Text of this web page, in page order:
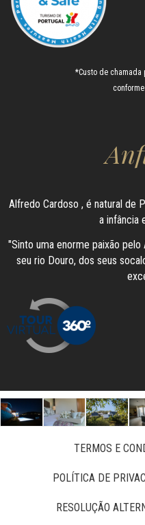
*Custo de chamada
Alfredo Cardoso , é natural de
a infância
"Sinto uma enorme paixão
seu rio Douro, dos seus
TERMOS E
POLÍTICA DE
RESOLUÇÃO